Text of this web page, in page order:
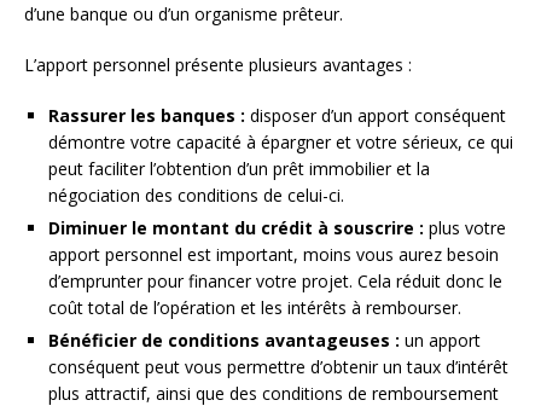
d’une banque ou d’un organisme prêteur.
L’apport personnel présente plusieurs avantages :
Rassurer les banques : disposer d’un apport conséquent
démontre votre capacité à épargner et votre sérieux, ce qui
peut faciliter l’obtention d’un prêt immobilier et la
négociation des conditions de celui-ci.
Diminuer le montant du crédit à souscrire : plus votre
apport personnel est important, moins vous aurez besoin
d’emprunter pour financer votre projet. Cela réduit donc le
coût total de l’opération et les intérêts à rembourser.
Bénéficier de conditions avantageuses : un apport
conséquent peut vous permettre d’obtenir un taux d’intérêt
plus attractif, ainsi que des conditions de remboursement